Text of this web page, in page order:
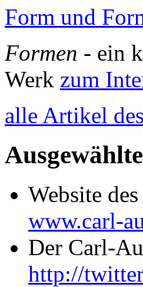
Form und
Formen - ein
Werk zum
alle Artikel
Website
www.carl-
Der Carl-
http://